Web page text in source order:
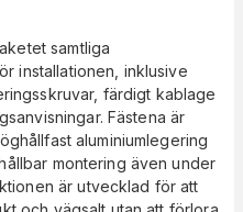
samtliga
installationen, inklusive
färdigt kablage
Fästena är
aluminiumlegering
montering även under
är utvecklad för att